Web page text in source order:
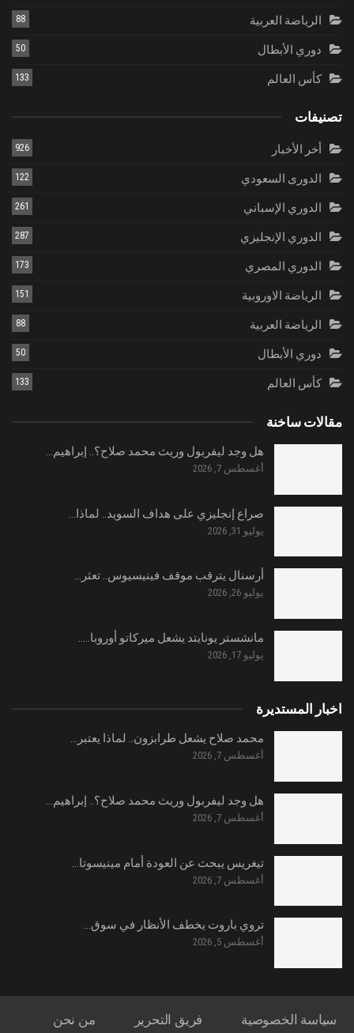
الرياضة العربية 88
دوري الأبطال 50
كأس العالم 133
تصنيفات
أخر الأخبار 926
الدورى السعودي 122
الدوري الإسباني 261
الدوري الإنجليزي 287
الدوري المصري 173
الرياضة الاوروبية 151
الرياضة العربية 88
دوري الأبطال 50
كأس العالم 133
مقالات ساخنة
هل وجد ليفربول وريث محمد صلاح؟.. إبراهيم…
أغسطس 7, 2026
صراع إنجليزي على هداف السويد.. لماذا…
يوليو 31, 2026
أرسنال يترقب موقف فينيسيوس.. تعثر…
يوليو 26, 2026
مانشستر يونايتد يشعل ميركاتو أوروبا..…
يوليو 17, 2026
اخبار المستديرة
محمد صلاح يشعل طرابزون.. لماذا يعتبر…
أغسطس 7, 2026
هل وجد ليفربول وريث محمد صلاح؟.. إبراهيم…
أغسطس 7, 2026
تيغريس يبحث عن العودة أمام مينيسوتا…
أغسطس 7, 2026
تروي باروت يخطف الأنظار في سوق…
أغسطس 5, 2026
سياسة الخصوصية فريق التحرير من نحن